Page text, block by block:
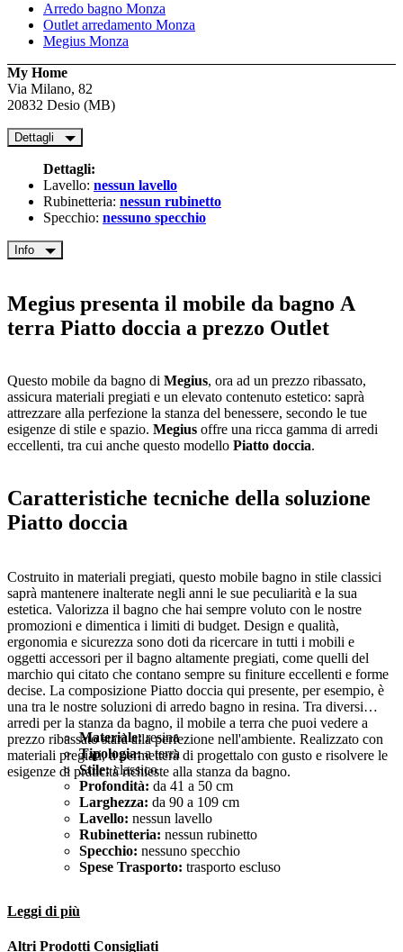
Arredo bagno Monza
Outlet arredamento Monza
Megius Monza
My Home
Via Milano, 82
20832 Desio (MB)
Dettagli
Dettagli:
Lavello: nessun lavello
Rubinetteria: nessun rubinetto
Specchio: nessuno specchio
Info
Megius presenta il mobile da bagno A
terra Piatto doccia a prezzo Outlet
Questo mobile da bagno di Megius, ora ad un prezzo ribassato,
assicura materiali pregiati e un elevato contenuto estetico: saprà
attrezzare alla perfezione la stanza del benessere, secondo le tue
esigenze di stile e spazio. Megius offre una ricca gamma di arredi
eccellenti, tra cui anche questo modello Piatto doccia.
Caratteristiche tecniche della soluzione
Piatto doccia
Costruito in materiali pregiati, questo mobile bagno in stile classici
saprà mantenere inalterate negli anni le sue peculiarità e la sua
estetica. Valorizza il bagno che hai sempre voluto con le nostre
promozioni e dimentica i limiti di budget. Design e qualità,
ergonomia e sicurezza sono doti da ricercare in tutti i mobili e
oggetti accessori per il bagno altamente pregiati, come quelli del
marchio qui citato che contano sempre su finiture eccellenti e forme
decise. La composizione Piatto doccia qui presente, per esempio, è
una tra le nostre soluzioni di arredo bagno in resina. Tra diversi
arredi per la stanza da bagno, il mobile a terra che puoi vedere a
prezzo ribassato starà alla perfezione nell'ambiente. Realizzato con
materiali pregiati, ti permetterà di progettalo con gusto e risolvere le
esigenze di praticità richieste alla stanza da bagno.
Materiale:resina
Tipologia:a terra
Stile:classico
Profondità: da 41 a 50 cm
Larghezza: da 90 a 109 cm
Lavello: nessun lavello
Rubinetteria: nessun rubinetto
Specchio: nessuno specchio
Spese Trasporto: trasporto escluso
Leggi di più
Altri Prodotti Consigliati